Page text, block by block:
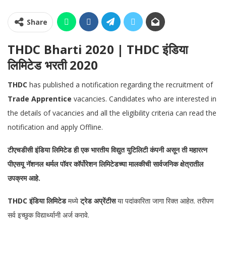
Share
THDC Bharti 2020 | THDC इंडिया
लिमिटेड भरती 2020
THDC has published a notification regarding the recruitment of
Trade Apprentice vacancies. Candidates who are interested in
the details of vacancies and all the eligibility criteria can read the
notification and apply Offline.
टीएचडीसी इंडिया लिमिटेड ही एक भारतीय विद्युत युटिलिटी कंपनी असून ती महारत्न
पीएसयू नॅशनल थर्मल पॉवर कॉर्पोरेशन लिमिटेडच्या मालकीची सार्वजनिक क्षेत्रातील
उपक्रम आहे.
THDC इंडिया लिमिटेडमध्येट्रेड अप्रेंटीसया पदांकारिता जागा रिक्त आहेत. तरीपण
सर्व इच्छुक विद्यार्थ्यानी अर्ज करावे.